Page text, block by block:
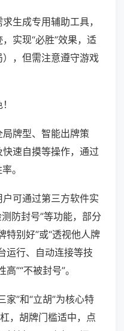
生成专用辅助工具，
实现“必胜”效果，适
，但需注意遵守游戏
牌型、智能出牌策
速自摸等操作，通过
。
可通过第三方软件实
测防封号”等功能，部分
特别好”或“透视他人牌
运行、自动连接等技
”“不被封号”。
家”和“立胡”为核心特
，胡牌门槛适中，点